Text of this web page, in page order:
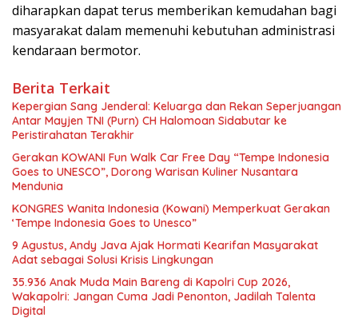
diharapkan dapat terus memberikan kemudahan bagi
masyarakat dalam memenuhi kebutuhan administrasi
kendaraan bermotor.
Berita Terkait
Kepergian Sang Jenderal: Keluarga dan Rekan Seperjuangan
Antar Mayjen TNI (Purn) CH Halomoan Sidabutar ke
Peristirahatan Terakhir
Gerakan KOWANI Fun Walk Car Free Day “Tempe Indonesia
Goes to UNESCO”, Dorong Warisan Kuliner Nusantara
Mendunia
KONGRES Wanita Indonesia (Kowani) Memperkuat Gerakan
‘Tempe Indonesia Goes to Unesco”
9 Agustus, Andy Java Ajak Hormati Kearifan Masyarakat
Adat sebagai Solusi Krisis Lingkungan
35.936 Anak Muda Main Bareng di Kapolri Cup 2026,
Wakapolri: Jangan Cuma Jadi Penonton, Jadilah Talenta
Digital